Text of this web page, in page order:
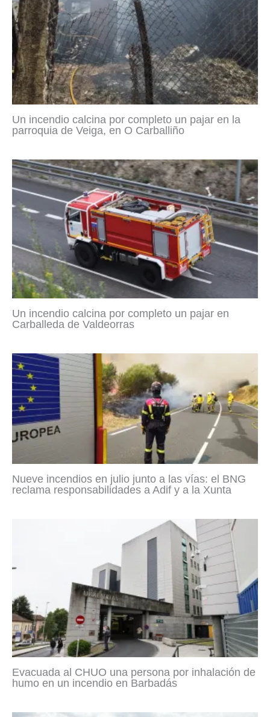
Un incendio calcina por completo un pajar en la
parroquia de Veiga, en O Carballiño
Un incendio calcina por completo un pajar en
Carballeda de Valdeorras
Nueve incendios en julio junto a las vías: el BNG
reclama responsabilidades a Adif y a la Xunta
Evacuada al CHUO una persona por inhalación de
humo en un incendio en Barbadás